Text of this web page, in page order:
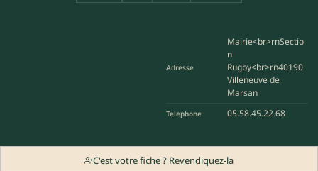
Adresse
Mairie<br>rnSectio
n
Rugby<br>rn40190
Villeneuve de
Marsan
Telephone 05.58.45.22.68
C'est votre fiche ? Revendiquez-la